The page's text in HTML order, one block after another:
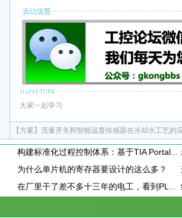
大家一起学习
【方案】 流量开关和智能温度传感器在冷却水工艺的
构建标准化过程控制体系：基于TIA Portal的PID闭环控制通用封装模板设计与应用
为什么单片机的寄存器要设计的这么多？
在厂里干了差不多十三年的电工，看到PLC模块上接了一个小玩意，这小玩意到底是干嘛用的呢？